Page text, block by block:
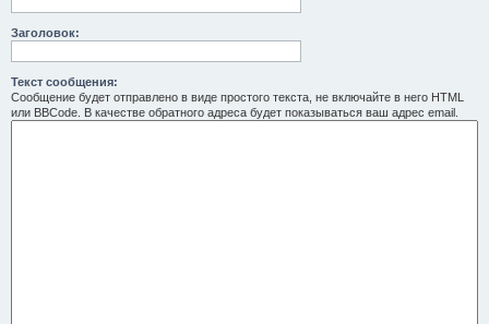
Заголовок:
Текст сообщения:
Сообщение будет отправлено в виде простого текста, не включайте в него HTML
или BBCode. В качестве обратного адреса будет показываться ваш адрес email.